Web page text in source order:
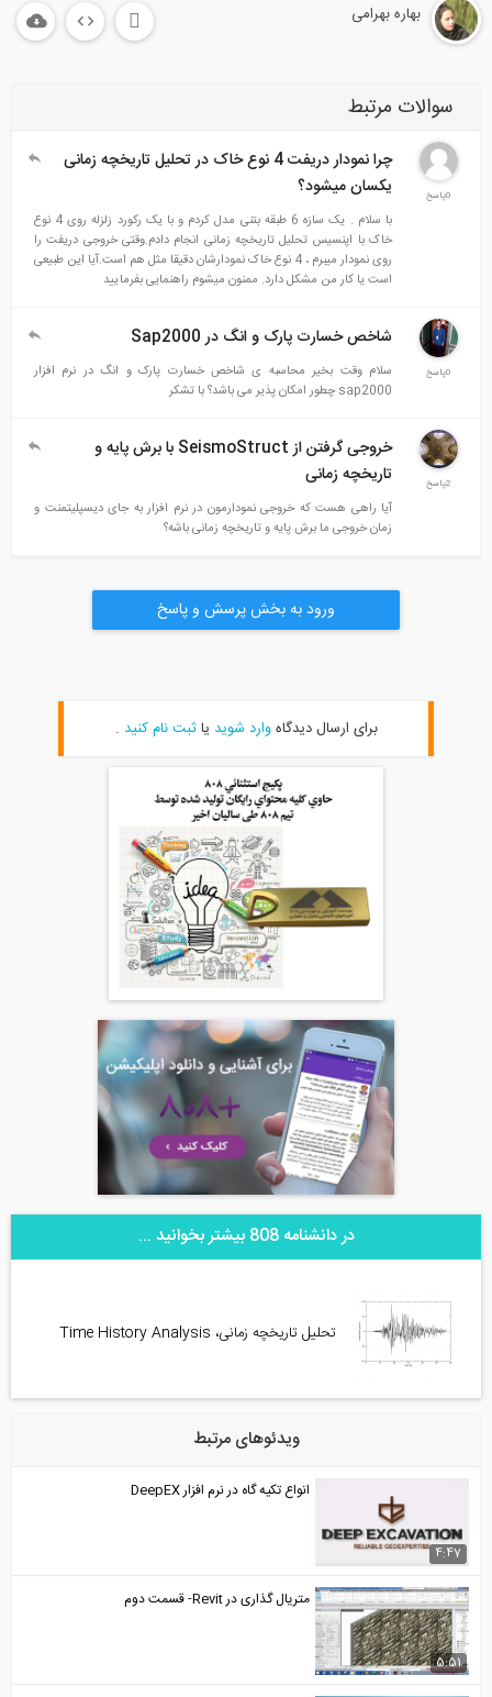
بهاره بهرامی
سوالات مرتبط
چرا نمودار دریفت 4 نوع خاک در تحلیل تاریخچه زمانی
یکسان میشود؟
با سلام . یک سازه 6 طبقه بتنی مدل کردم و با یک رکورد زلزله روی 4 نوع
خاک با اپنسیس تحلیل تاریخچه زمانی انجام دادم.وقتی خروجی دریفت را
روی نمودار میبرم ، 4 نوع خاک نمودارشان دقیقا مثل هم است.آیا این طبیعی
است یا کار من مشکل دارد. ممنون میشوم راهنمایی بفرمایید
شاخص خسارت پارک و انگ در Sap2000
سلام وقت بخیر محاسبه ی شاخص خسارت پارک و انگ در نرم افزار
sap2000 چطور امکان پذیر می باشد؟ با تشکر
خروجی گرفتن از SeismoStruct با برش پایه و
تاریخچه زمانی
آیا راهی هست که خروجی نمودارمون در نرم افزار به جای دیسپلیتمنت و
زمان خروجی ما برش پایه و تاریخچه زمانی باشه؟
ورود به بخش پرسش و پاسخ
برای ارسال دیدگاهوارد شویدیاثبت نام کنید.
در دانشنامه 808 بیشتر بخوانید ...
تحلیل تاریخچه زمانی، Time History Analysis
ویدئوهای مرتبط
4:47
انواع تکیه گاه در نرم افزار DeepEX
5:51
متریال گذاری در Revit- قسمت دوم